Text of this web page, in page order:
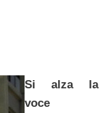
Si alza la
voce